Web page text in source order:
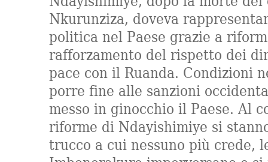
Nkurunziza, doveva
politica nel Paese grazie a
rafforzamento del rispetto dei
pace con il Ruanda. Condizioni
porre fine alle sanzioni
messo in ginocchio il Paese. Al
riforme di Ndayishimiye si
trucco a cui nessuno più crede,